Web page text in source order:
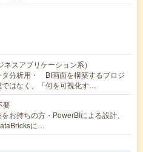
スアプリケーション系）
分析用・ BI画面を構築するプロジ
ではなく、「何を可視化す…
要
お持ちの方・PowerBIによる設計、
に…